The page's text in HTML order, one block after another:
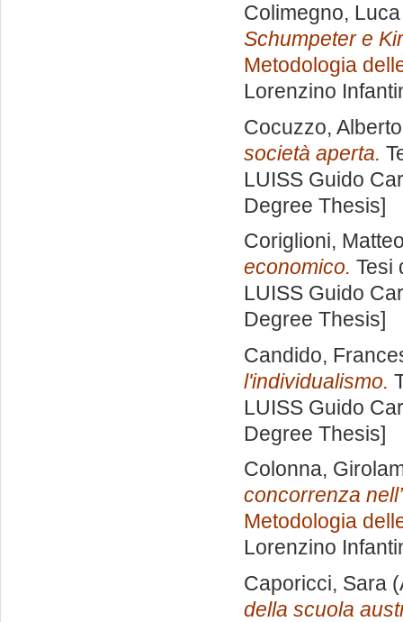
Colimegno, Luca
Schumpeter e
Metodologia
Lorenzino
Cocuzzo, Alberto
società aperta.
LUISS Guido
Degree Thesis]
Coriglioni,
economico. Tesi
LUISS Guido
Degree Thesis]
Candido,
l'individualismo.
LUISS Guido
Degree Thesis]
Colonna,
concorrenza
Metodologia
Lorenzino
Caporicci, Sara
della scuola